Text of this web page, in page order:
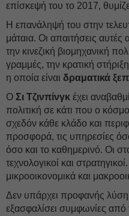
επίσκεψή του το 2017,
H επανάληψή του στην
μάταια. Οι απαιτήσεις αυτές
την κινεζική βιομηχανική
γραμμές, την κρατική
η οποία είναι δραματικά
Ο Σι Τζινπίνγκ έχει
πολιτική σε κάτι που ο
σχεδόν κάθε κλάδο και
προσφορά, τις υπηρεσίες
όσο και το καθημερινό. Οι
τεχνολογικοί και
μικροοικονομικά και
Δεν υπάρχει προφανής
εξασφαλίσει συμφωνίες από